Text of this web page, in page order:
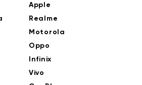
Apple
Realme
Motorola
Oppo
Infinix
Vivo